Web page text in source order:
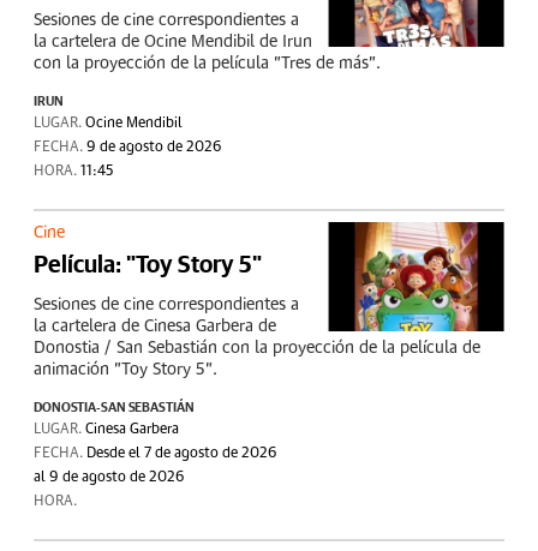
Sesiones de cine correspondientes a
la cartelera de Ocine Mendibil de Irun
con la proyección de la película "Tres de más".
IRUN
LUGAR. Ocine Mendibil
FECHA. 9 de agosto de 2026
HORA. 11:45
Cine
Película: "Toy Story 5"
Sesiones de cine correspondientes a
la cartelera de Cinesa Garbera de
Donostia / San Sebastián con la proyección de la película de
animación "Toy Story 5".
DONOSTIA-SAN SEBASTIÁN
LUGAR. Cinesa Garbera
FECHA. Desde el 7 de agosto de 2026
al 9 de agosto de 2026
HORA.